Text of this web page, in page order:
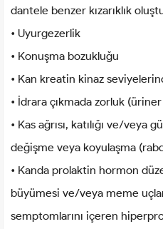
dantele benzer kızarıklık
• Uyurgezerlik
• Konuşma bozukluğu
• Kan kreatin kinaz
• İdrara çıkmada zorluk
• Kas ağrısı, katılığı ve/veya
değişme veya koyulaşma
• Kanda prolaktin hormon
büyümesi ve/veya meme
semptomlarını içeren